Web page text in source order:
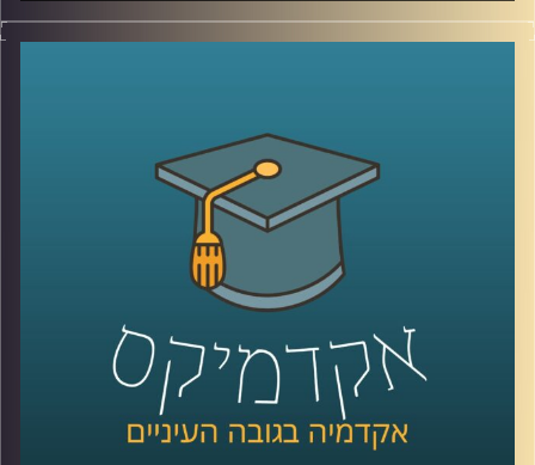
בשבוע שעבר זכתה הסדרה "שעת אפס" בפרס הסדרה הטובה
ביותר בפסטיבל קאן. הסדרה מציגה את הלוחמים בצה"ל באור
בפרק זה ד"ר מיכל שביט, חוקרת של יחסי הצבא והחברה
הישראלית, תדבר על השינוי באופן הצגת צה"ל בתרבות
לשיחה על יחסי צה"ל והתקשורת הישראלית –
בצבא והצבאיות בישראל –
קרדיט תמונות:AudioVersity